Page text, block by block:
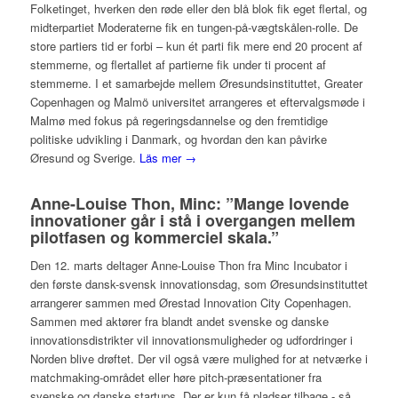
Folketinget, hverken den røde eller den blå blok fik eget flertal, og
midterpartiet Moderaterne fik en tungen-på-vægtskålen-rolle. De
store partiers tid er forbi – kun ét parti fik mere end 20 procent af
stemmerne, og flertallet af partierne fik under ti procent af
stemmerne. I et samarbejde mellem Øresundsinstituttet, Greater
Copenhagen og Malmö universitet arrangeres et eftervalgsmøde i
Malmø med fokus på regeringsdannelse og den fremtidige
politiske udvikling i Danmark, og hvordan den kan påvirke
Øresund og Sverige. Läs mer →
Anne-Louise Thon, Minc: ”Mange lovende
innovationer går i stå i overgangen mellem
pilotfasen og kommerciel skala.”
Den 12. marts deltager Anne-Louise Thon fra Minc Incubator i
den første dansk-svensk innovationsdag, som Øresundsinstituttet
arrangerer sammen med Ørestad Innovation City Copenhagen.
Sammen med aktører fra blandt andet svenske og danske
innovationsdistrikter vil innovationsmuligheder og udfordringer i
Norden blive drøftet. Der vil også være mulighed for at netværke i
matchmaking-området eller høre pitch-præsentationer fra